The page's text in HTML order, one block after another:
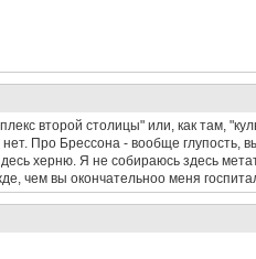
второй столицы" или, как там,
Про Брессона - вообще глупость,
херню. Я не собираюсь здесь
чем вы окончательноо меня